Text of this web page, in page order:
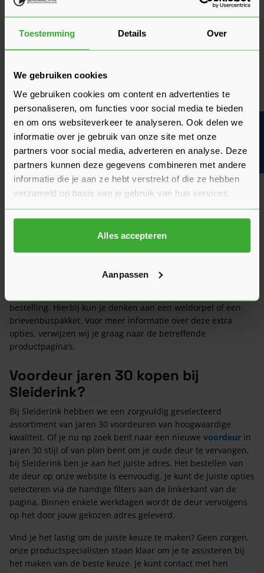
Toestemming Details Over
We gebruiken cookies
We gebruiken cookies om content en advertenties te
personaliseren, om functies voor social media te bieden
en om ons websiteverkeer te analyseren. Ook delen we
informatie over je gebruik van onze site met onze
partners voor social media, adverteren en analyse. Deze
partners kunnen deze gegevens combineren met andere
informatie die je aan ze hebt verstrekt of die ze hebben
verzameld op basis van je gebruik van hun services.
Alles accepteren
Aanpassen
Wat is ons aanbod voordeuren
jaren 30?
In ons assortiment bieden wij hoogwaardige jaren 30
verschillende breedtes, hoogtes en draairichtingen om de
voordeur perfect aan te passen aan jouw wensen. Onze
standaard voordeur jaren 30 wordt geleverd in de kleur grijs,
wat je de mogelijkheid geeft om deze naar eigen smaak te
schilderen. Het schilderen van een deur is een haalbaar
project, en met de tips uit ons kennisbankartikel‘Een deur
schilderen: zo doe je dat!’moet dit goedkomen. Doorgaans
worden jaren 30 voordeuren geschilderd in natuurlijke
kleuren die passen bij de aardetinten die populair waren in
die tijd, zoals groen, beige of crème. Maar natuurlijk kun je
debuitendeurschilderen in elke kleur die jouw persoonlijke
voorkeur heeft.
Maak jouw voordeur jaren 30 compleet bij
Je kunt jouw jaren 30 voordeur bij Sleiderink verder
bestelling. Hierbij kun je denken aan een weldorpel of een
brievenbuspakket. Voor meer informatie over deze extra
opties, verwijzen wij je graag naar de betreffende
productpagina’s.
Voordeur jaren 30 kopen bij
Sleiderink?
Bij Sleiderink hebben we een zorgvuldig geselecteerd
assortiment van jaren 30 voordeuren van hoogwaardige
kwaliteit. Of je nu op zoek bent naar een nieuwe voordeur in
jaren 30 stijl of van plan bent om je oude deur te vervangen,
bij Sleiderink ben je aan het juiste adres. Het bestellen van
de deur op onze website is eenvoudig. Je kunt de juiste opties
selecteren via de handige filters aan de linkerkant van de
pagina. Binnen enkele werkdagen wordt de deur vervolgens
op het door jouw gekozen adres geleverd.
Vind je het lastig om de juiste keuze te maken? Geen zorgen,
onze productspecialisten staan klaar om je te assisteren bij
het maken van de beste keuze. Je kunt contact met hen